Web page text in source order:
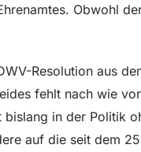
Obwohl
Resolution aus
fehlt nach wie
bislang in der Politik
auf die seit dem